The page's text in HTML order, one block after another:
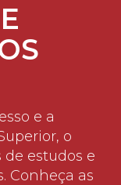
e a
o
de estudos e
Conheça as